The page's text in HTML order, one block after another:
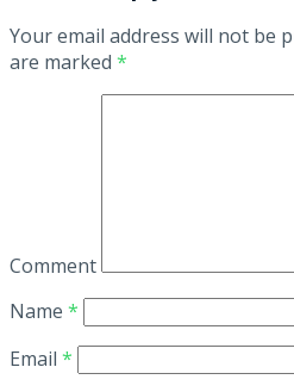
Your email address will not be
are marked *
Comment
Name *
Email *